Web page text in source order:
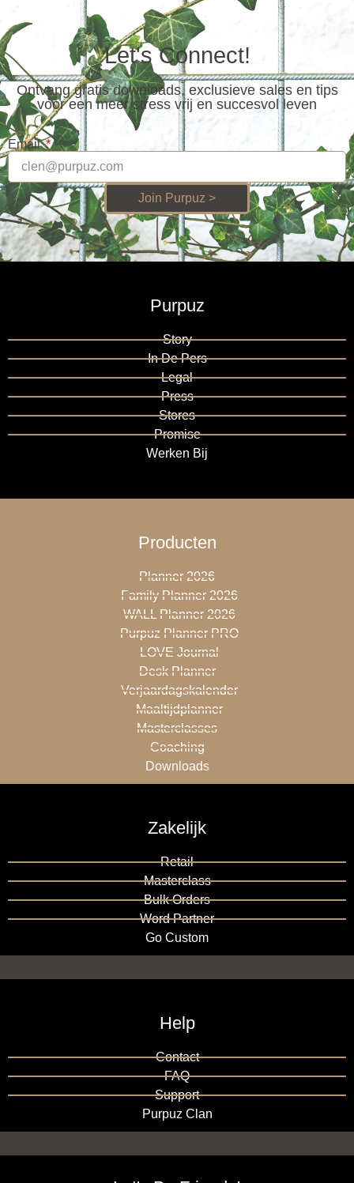
Let's Connect!
Ontvang gratis downloads, exclusieve sales en tips
voor een meer stress vrij en succesvol leven
Email
Join Purpuz >
Purpuz
Story
In De Pers
Legal
Press
Stores
Promise
Werken Bij
Producten
Planner 2026
Family Planner 2026
WALL Planner 2026
Purpuz Planner PRO
LOVE Journal
Desk Planner
Verjaardagskalender
Maaltijdplanner
Masterclasses
Coaching
Downloads
Zakelijk
Retail
Masterclass
Bulk Orders
Word Partner
Go Custom
Help
Contact
FAQ
Support
Purpuz Clan